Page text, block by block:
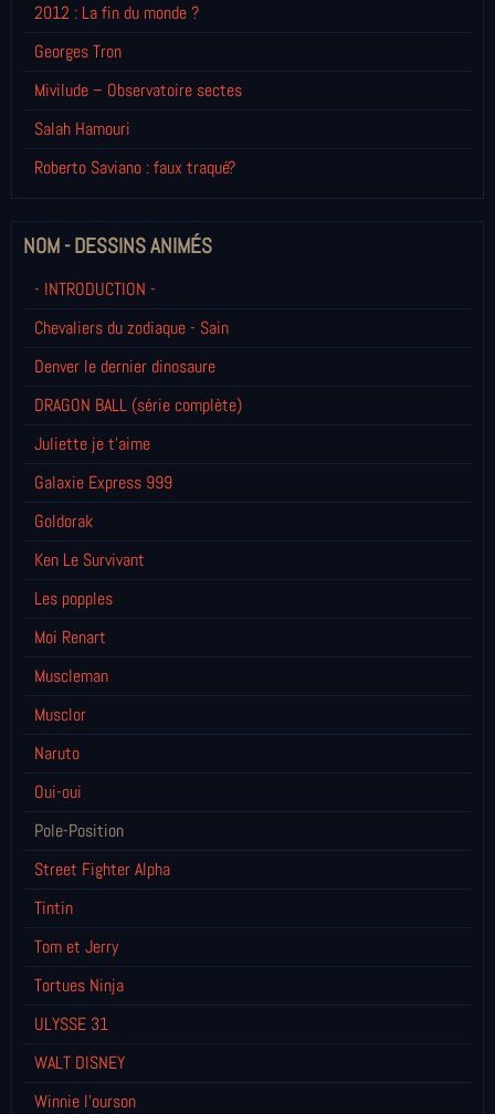
2012 : La fin du monde ?
Georges Tron
Mivilude – Observatoire sectes
Salah Hamouri
Roberto Saviano : faux traqué?
NOM - DESSINS ANIMÉS
- INTRODUCTION -
Chevaliers du zodiaque - Sain
Denver le dernier dinosaure
DRAGON BALL (série complète)
Juliette je t’aime
Galaxie Express 999
Goldorak
Ken Le Survivant
Les popples
Moi Renart
Muscleman
Musclor
Naruto
Oui-oui
Pole-Position
Street Fighter Alpha
Tintin
Tom et Jerry
Tortues Ninja
ULYSSE 31
WALT DISNEY
Winnie l’ourson